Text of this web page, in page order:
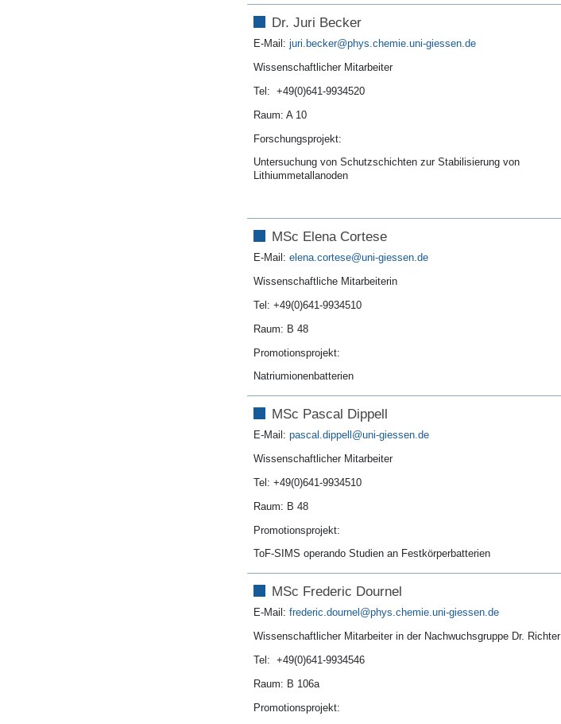
Dr. Juri Becker
E-Mail: juri.becker
Wissenschaftlicher Mitarbeiter
Tel: +49(0)641-9934520
Raum: A 10
Forschungsprojekt:
Untersuchung von Schutzschichten zur Stabilisierung von
Lithiummetallanoden
MSc Elena Cortese
E-Mail: elena.cortese
Wissenschaftliche Mitarbeiterin
Tel: +49(0)641-9934510
Raum: B 48
Promotionsprojekt:
Natriumionenbatterien
MSc Pascal Dippell
E-Mail: pascal.dippell
Wissenschaftlicher Mitarbeiter
Tel: +49(0)641-9934510
Raum: B 48
Promotionsprojekt:
ToF-SIMS operando Studien an Festkörperbatterien
MSc Frederic Dournel
E-Mail: frederic.dournel
Wissenschaftlicher Mitarbeiter in der Nachwuchsgruppe Dr. Richter
Tel: +49(0)641-9934546
Raum: B 106a
Promotionsprojekt: